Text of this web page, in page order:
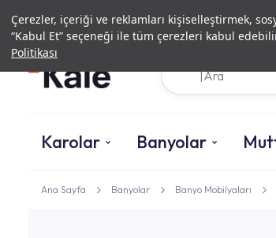
Çerezler, içeriği ve reklamları kişiselleştirmek,
“Kabul Et” seçeneği ile tüm çerezleri kabul
Politikası
Karolar Banyolar
Ana Sayfa Banyolar Banyo Mobilyaları